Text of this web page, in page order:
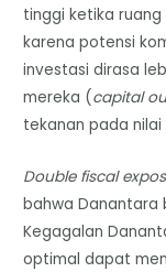
tinggi ketika
karena potensi
investasi dirasa
mereka (capital
tekanan pada nilai
Double fiscal
bahwa Danantara
Kegagalan
optimal dapat